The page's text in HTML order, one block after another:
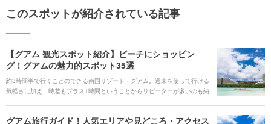
このスポットが紹介されている記事
【グアム 観光スポット紹介】ビーチにショッピン
グ！グアムの魅力的スポット35選
約3時間半で行くことのできる南国リゾート・グアム。週末を使って行ける
気軽さに加え、時差もプラス1時間ということからリピーターが多いのも納
られていない穴場スポットまでグアムの魅力的スポット35選をご紹介しま
グアム旅行ガイド！人気エリアや見どころ・アクセス